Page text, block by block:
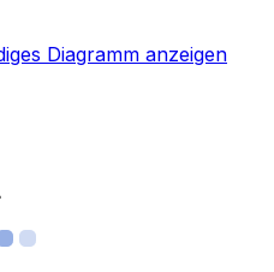
Diagramm anzeigen